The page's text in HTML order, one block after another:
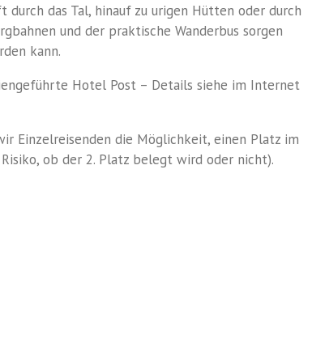
durch das Tal, hinauf zu urigen Hütten oder durch
und der praktische Wanderbus sorgen
kann.
Hotel Post – Details siehe im Internet
Einzelreisenden die Möglichkeit, einen Platz im
ob der 2. Platz belegt wird oder nicht).